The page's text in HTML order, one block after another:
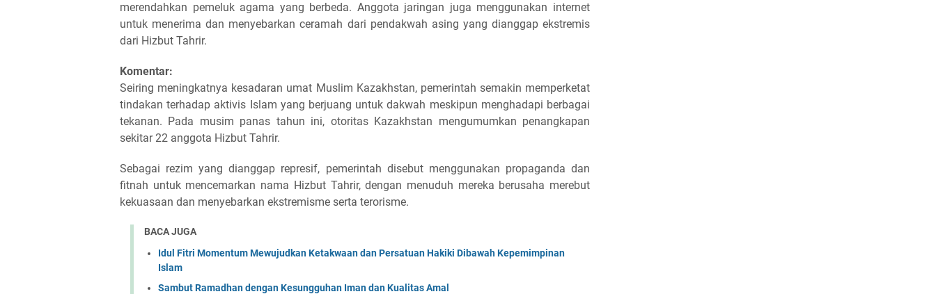
merendahkan pemeluk agama yang berbeda. Anggota jaringan juga menggunakan internet
untuk menerima dan menyebarkan ceramah dari pendakwah asing yang dianggap ekstremis
dari Hizbut Tahrir.
Komentar:
Seiring meningkatnya kesadaran umat Muslim Kazakhstan, pemerintah semakin memperketat
tindakan terhadap aktivis Islam yang berjuang untuk dakwah meskipun menghadapi berbagai
tekanan. Pada musim panas tahun ini, otoritas Kazakhstan mengumumkan penangkapan
sekitar 22 anggota Hizbut Tahrir.
Sebagai rezim yang dianggap represif, pemerintah disebut menggunakan propaganda dan
fitnah untuk mencemarkan nama Hizbut Tahrir, dengan menuduh mereka berusaha merebut
kekuasaan dan menyebarkan ekstremisme serta terorisme.
BACA JUGA
Idul Fitri Momentum Mewujudkan Ketakwaan dan Persatuan Hakiki Dibawah Kepemimpinan
Islam
Sambut Ramadhan dengan Kesungguhan Iman dan Kualitas Amal